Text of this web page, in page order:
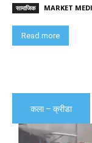
सामाजिक MARKET
Read more
कला – क्रीडा